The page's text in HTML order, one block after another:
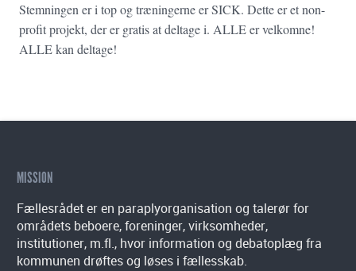
Stemningen er i top og træningerne er SICK. Dette er et non-
profit projekt, der er gratis at deltage i. ALLE er velkomne!
ALLE kan deltage!
MISSION
Fællesrådet er en paraplyorganisation og talerør for
områdets beboere, foreninger, virksomheder,
institutioner, m.fl., hvor information og debatoplæg fra
kommunen drøftes og løses i fællesskab.